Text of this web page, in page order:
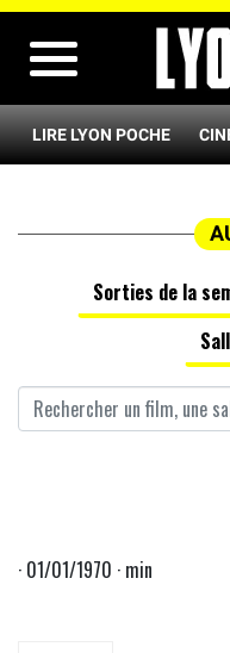
LIRE LYON POCHE
Sorties de la
· 01/01/1970 · min